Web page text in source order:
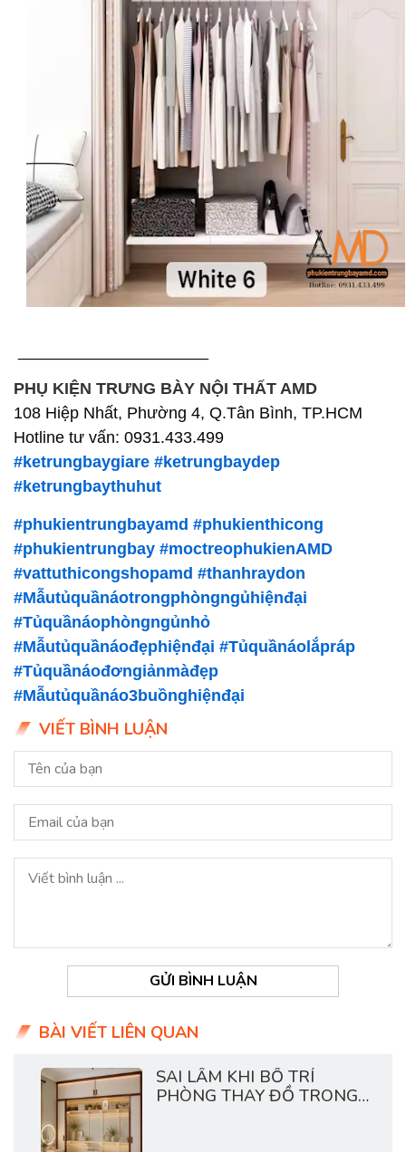
PHỤ KIỆN TRƯNG BÀY NỘI THẤT AMD
108 Hiệp Nhất, Phường 4, Q.Tân Bình, TP.HCM
Hotline tư vấn: 0931.433.499
#ketrungbaygiare #ketrungbaydep
#ketrungbaythuhut
#phukientrungbayamd #phukienthicong
#phukientrungbay #moctreophukienAMD
#vattuthicongshopamd #thanhraydon
#Mẫutủquầnáotrongphòngngủhiệnđại
#Tủquầnáophòngngủnhỏ
#Mẫutủquầnáođẹphiệnđại #Tủquầnáolắpráp
#Tủquầnáođơngiảnmàđẹp
#Mẫutủquầnáo3buồnghiệnđại
VIẾT BÌNH LUẬN
GỬI BÌNH LUẬN
BÀI VIẾT LIÊN QUAN
SAI LẦM KHI BỐ TRÍ
PHÒNG THAY ĐỒ TRONG